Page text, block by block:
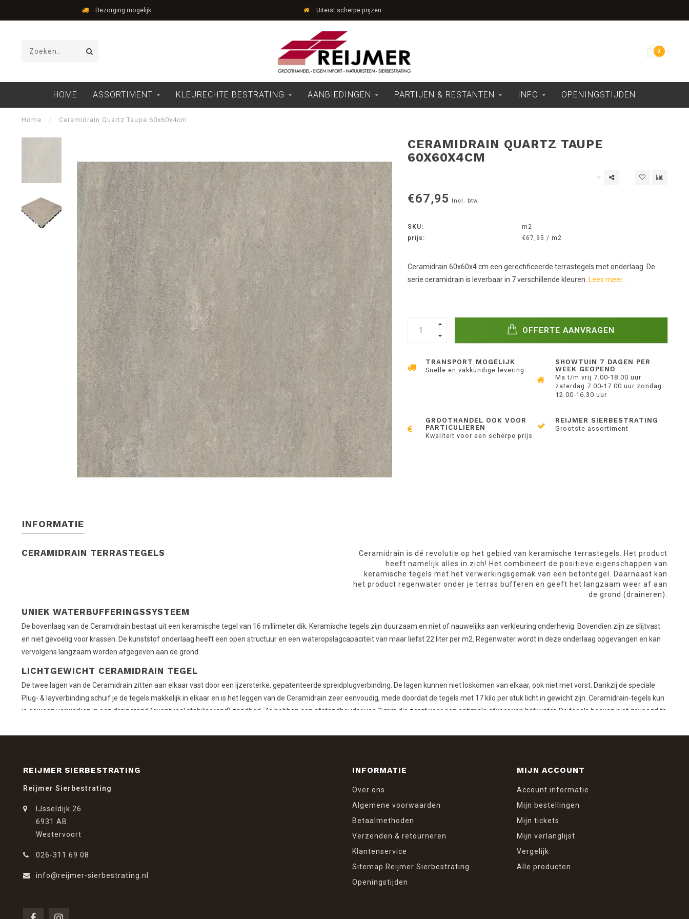
Bezorging mogelijk Uiterst scherpe prijzen
0
HOME ASSORTIMENT KLEURECHTE BESTRATING AANBIEDINGEN PARTIJEN & RESTANTEN INFO OPENINGSTIJDEN
Home / Ceramidrain Quartz Taupe 60x60x4cm
CERAMIDRAIN QUARTZ TAUPE
60X60X4CM
€67,95 Incl. btw
SKU:
m2
prijs:
€67,95 / m2
Ceramidrain 60x60x4 cm een gerectificeerde terrastegels met onderlaag. De
serie ceramidrain is leverbaar in 7 verschillende kleuren. Lees meer..
OFFERTE AANVRAGEN
TRANSPORT MOGELIJK
Snelle en vakkundige levering
SHOWTUIN 7 DAGEN PER
WEEK GEOPEND
Ma t/m vrij 7.00-18.00 uur
zaterdag 7.00-17.00 uur zondag
12.00-16.30 uur
GROOTHANDEL OOK VOOR
PARTICULIEREN
Kwaliteit voor een scherpe prijs
REIJMER SIERBESTRATING
Grootste assortiment
INFORMATIE
CERAMIDRAIN TERRASTEGELS
Ceramidrain is dé revolutie op het gebied van keramische terrastegels. Het product
heeft namelijk alles in zich! Het combineert de positieve eigenschappen van
keramische tegels met het verwerkingsgemak van een betontegel. Daarnaast kan
het product regenwater onder je terras bufferen en geeft het langzaam weer af aan
de grond (draineren).
UNIEK WATERBUFFERINGSSYSTEEM
De bovenlaag van de Ceramidrain bestaat uit een keramische tegel van 16 millimeter dik. Keramische tegels zijn duurzaam en niet of nauwelijks aan verkleuring onderhevig. Bovendien zijn ze slijtvast
en niet gevoelig voor krassen. De kunststof onderlaag heeft een open structuur en een wateropslagcapaciteit van maar liefst 22 liter per m2. Regenwater wordt in deze onderlaag opgevangen en kan
vervolgens langzaam worden afgegeven aan de grond.
LICHTGEWICHT CERAMIDRAIN TEGEL
De twee lagen van de Ceramidrain zitten aan elkaar vast door een ijzersterke, gepatenteerde spreidplugverbinding. De lagen kunnen niet loskomen van elkaar, ook niet met vorst. Dankzij de speciale
Plug- & layverbinding schuif je de tegels makkelijk in elkaar en is het leggen van de Ceramidrain zeer eenvoudig, mede doordat de tegels met 17 kilo per stuk licht in gewicht zijn. Ceramidrain-tegels kun
je gewoon verwerken in een drainerend (eventueel stabiliserend) zandbed. Ze hebben een afstandhouder van 3 mm die zorgt voor een optimale afvoer van het water. De tegels hoeven niet gevoegd te
REIJMER SIERBESTRATING
Reijmer Sierbestrating
IJsseldijk 26
6931 AB
Westervoort
026-311 69 08
info@reijmer-sierbestrating.nl
INFORMATIE
Over ons
Algemene voorwaarden
Betaalmethoden
Verzenden & retourneren
Klantenservice
Sitemap Reijmer Sierbestrating
Openingstijden
MIJN ACCOUNT
Account informatie
Mijn bestellingen
Mijn tickets
Mijn verlanglijst
Vergelijk
Alle producten